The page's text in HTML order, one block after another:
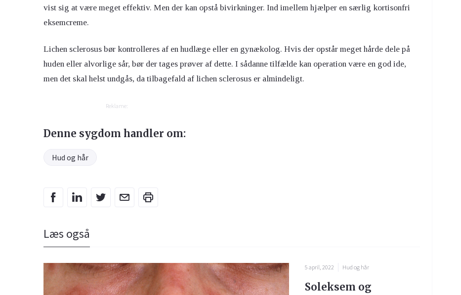
vist sig at være meget effektiv. Men der kan opstå bivirkninger. Ind imellem hjælper en særlig kortisonfri
eksemcreme.
Lichen sclerosus bør kontrolleres af en hudlæge eller en gynækolog. Hvis der opstår meget hårde dele på
huden eller alvorlige sår, bør der tages prøver af dette. I sådanne tilfælde kan operation være en god ide,
men det skal helst undgås, da tilbagefald af lichen sclerosus er almindeligt.
Reklame:
Denne sygdom handler om:
Hud og hår
Læs også
5 april, 2022 Hud og hår
Soleksem og